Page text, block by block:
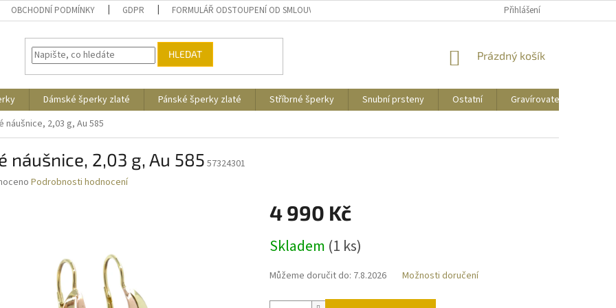
OBCHODNÍ PODMÍNKY GDPR FORMULÁŘ ODSTOUPENÍ OD SMLOUVY CENY DOPRAVYPřihlášení
HLEDAT
NÁKUPNÍ
Prázdný košík
Dámské šperky zlaté Pánské šperky zlaté Stříbrné šperky Snubní prsteny Ostatní Gravírovatelné
náušnice, 2,03 g, Au 585
náušnice, 2,03 g, Au 585 57324301
Podrobnosti hodnocení
4 990 Kč
cena:
Skladem (1 ks)
Můžeme doručit do: 7.8.2026 Možnosti doručení